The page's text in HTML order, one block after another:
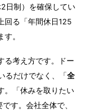
日制）を確保してい
回る「年間休日125
。
る考え方です。ドー
るだけでなく、「 全
。「休みを取りたい
す。会社全体で、